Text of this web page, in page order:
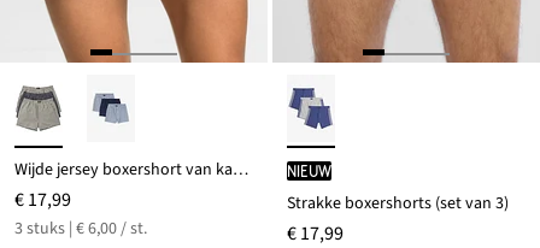
Wijde jersey boxershort van katoen (set van 3)
€ 17,99
3 stuks | € 6,00 / st.
Nieuw
Strakke boxershorts (set van 3)
€ 17,99